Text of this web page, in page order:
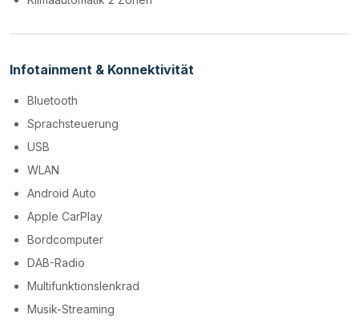
Infotainment & Konnektivität
Bluetooth
Sprachsteuerung
USB
WLAN
Android Auto
Apple CarPlay
Bordcomputer
DAB-Radio
Multifunktionslenkrad
Musik-Streaming